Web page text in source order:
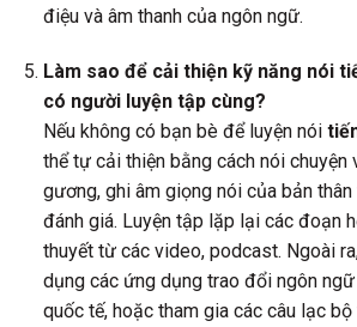
điệu và âm thanh của ngôn ngữ.
Làm sao để cải thiện kỹ năng nói
có người luyện tập cùng?
Nếu không có bạn bè để luyện nói
thể tự cải thiện bằng cách nói chuyện
gương, ghi âm giọng nói của bản
đánh giá. Luyện tập lặp lại các đoạn
thuyết từ các video, podcast. Ngoài
dụng các ứng dụng trao đổi ngôn
quốc tế, hoặc tham gia các câu lạc